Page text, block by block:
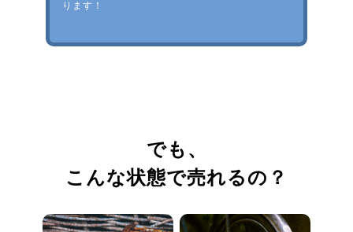
ります！
でも、
こんな状態で売れるの？